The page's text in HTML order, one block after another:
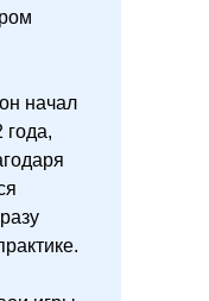
начал
года,